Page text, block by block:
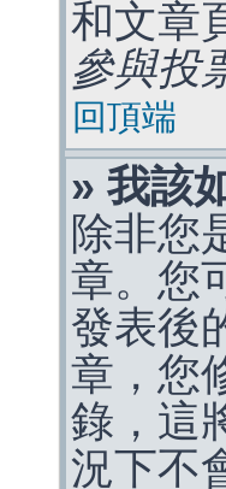
和文章
參與投
回頂端
» 我該
除非您
章。您
發表後
章，您
錄，這
況下不